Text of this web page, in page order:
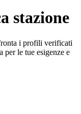
stazione
i profili verificati
per le tue esigenze e